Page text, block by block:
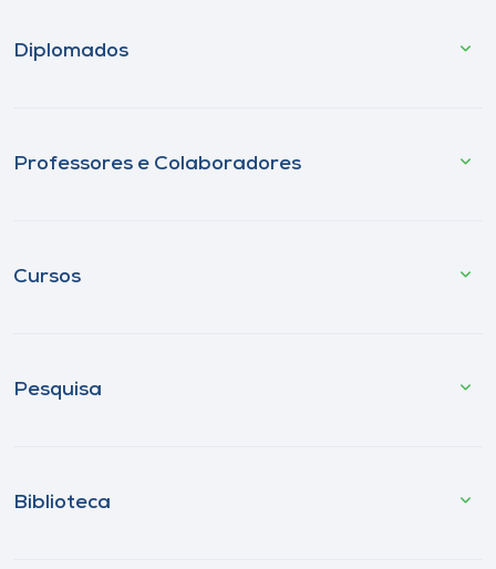
Diplomados
Professores e Colaboradores
Cursos
Pesquisa
Biblioteca